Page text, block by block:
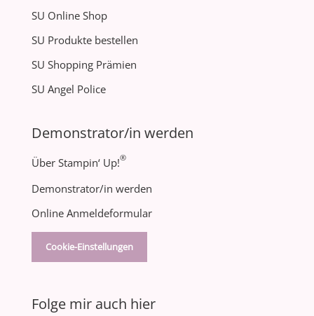
SU Online Shop
SU Produkte bestellen
SU Shopping Prämien
SU Angel Police
Demonstrator/in werden
Über Stampin‘ Up!®
Demonstrator/in werden
Online Anmeldeformular
Cookie-Einstellungen
Folge mir auch hier